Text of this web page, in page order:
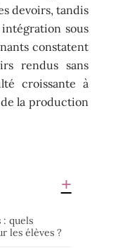
devoirs, tandis
intégration sous
constatent
rendus sans
croissante à
la production
: quels
les élèves ?